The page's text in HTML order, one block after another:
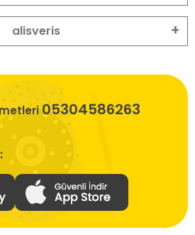
alisveris
05304586263